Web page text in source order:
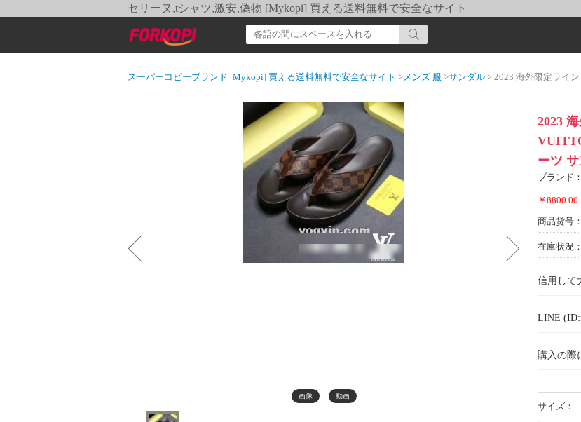
セリーヌ,tシャツ,激安,偽物 [Mykopi] 買える送料無料で安全なサイト
スーパーコピーブランド [Mykopi] 買える送料無料で安全なサイト >メンズ 服 >サンダル > 2023 海外限定ライン ルイ
画像 動画
2023
ーツ
ブランド：
￥8800.00
商品货号
在庫状況
信用して
LINE
購入の際
サイズ：